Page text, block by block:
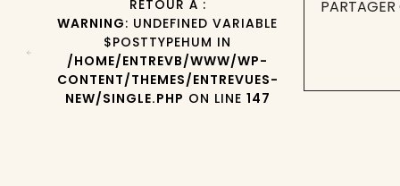
RETOUR À :
WARNING: UNDEFINED VARIABLE
$POSTTYPEHUM IN
/HOME/ENTREVB/WWW/WP-
CONTENT/THEMES/ENTREVUES-
NEW/SINGLE.PHP ON LINE 147